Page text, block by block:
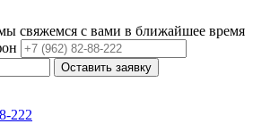
свяжемся с вами в ближайшее время
222